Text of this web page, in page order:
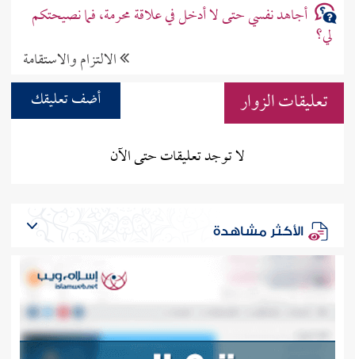
أجاهد نفسي حتى لا أدخل في علاقة محرمة، فما نصيحتكم
لي؟
الالتزام والاستقامة
تعليقات الزوار
أضف تعليقك
لا توجد تعليقات حتى الآن
الأكثر مشاهدة